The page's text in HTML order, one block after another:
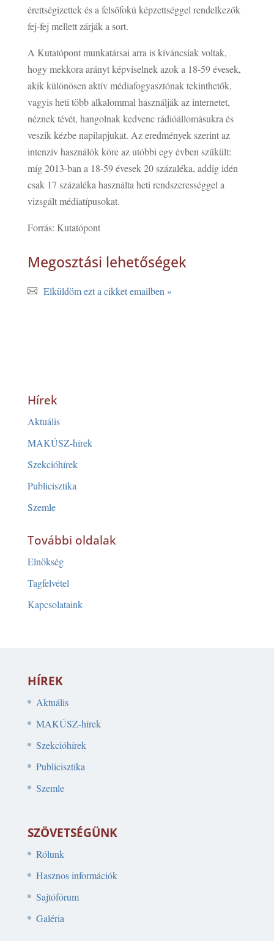
érettségizettek és a felsőfokú képzettséggel rendelkezők
fej-fej mellett zárják a sort.
A Kutatópont munkatársai arra is kíváncsiak voltak,
hogy mekkora arányt képviselnek azok a 18-59 évesek,
akik különösen aktív médiafogyasztónak tekinthetők,
vagyis heti több alkalommal használják az internetet,
néznek tévét, hangolnak kedvenc rádióállomásukra és
veszik kézbe napilapjukat. Az eredmények szerint az
intenzív használók köre az utóbbi egy évben szűkült:
míg 2013-ban a 18-59 évesek 20 százaléka, addig idén
csak 17 százaléka használta heti rendszerességgel a
vizsgált médiatípusokat.
Forrás: Kutatópont
Megosztási lehetőségek
Elküldöm ezt a cikket emailben »
Hírek
Aktuális
MAKÚSZ-hírek
Szekcióhírek
Publicisztika
Szemle
További oldalak
Elnökség
Tagfelvétel
Kapcsolataink
HÍREK
Aktuális
MAKÚSZ-hírek
Szekcióhírek
Publicisztika
Szemle
SZÖVETSÉGÜNK
Rólunk
Hasznos információk
Sajtófórum
Galéria